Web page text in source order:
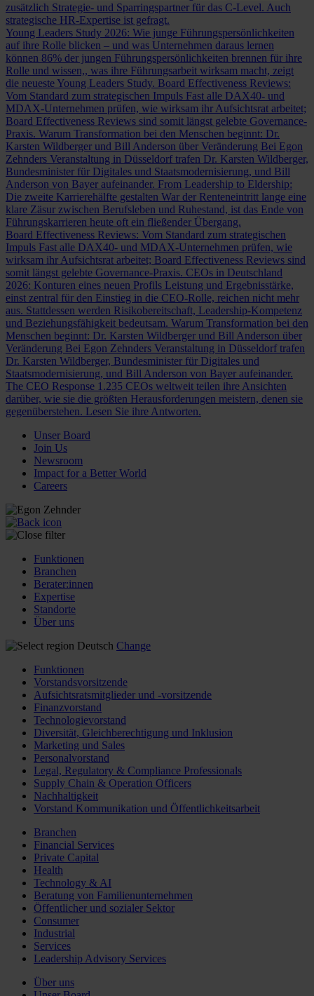
zusätzlich Strategie- und Sparringspartner für das C-Level. Auch
strategische HR-Expertise ist gefragt.
Young Leaders Study 2026: Wie junge Führungspersönlichkeiten
auf ihre Rolle blicken – und was Unternehmen daraus lernen
können 86% der jungen Führungspersönlichkeiten brennen für ihre
Rolle und wissen,, was ihre Führungsarbeit wirksam macht, zeigt
die neueste Young Leaders Study. Board Effectiveness Reviews:
Vom Standard zum strategischen Impuls Fast alle DAX40- und
MDAX-Unternehmen prüfen, wie wirksam ihr Aufsichtsrat arbeitet;
Board Effectiveness Reviews sind somit längst gelebte Governance-
Praxis. Warum Transformation bei den Menschen beginnt: Dr.
Karsten Wildberger und Bill Anderson über Veränderung Bei Egon
Zehnders Veranstaltung in Düsseldorf trafen Dr. Karsten Wildberger,
Bundesminister für Digitales und Staatsmodernisierung, und Bill
Anderson von Bayer aufeinander. From Leadership to Eldership:
Die zweite Karrierehälfte gestalten War der Renteneintritt lange eine
klare Zäsur zwischen Berufsleben und Ruhestand, ist das Ende von
Führungskarrieren heute oft ein fließender Übergang.
Board Effectiveness Reviews: Vom Standard zum strategischen
Impuls Fast alle DAX40- und MDAX-Unternehmen prüfen, wie
wirksam ihr Aufsichtsrat arbeitet; Board Effectiveness Reviews sind
somit längst gelebte Governance-Praxis. CEOs in Deutschland
2026: Konturen eines neuen Profils Leistung und Ergebnisstärke,
einst zentral für den Einstieg in die CEO-Rolle, reichen nicht mehr
aus. Stattdessen werden Risikobereitschaft, Leadership-Kompetenz
und Beziehungsfähigkeit bedeutsam. Warum Transformation bei den
Menschen beginnt: Dr. Karsten Wildberger und Bill Anderson über
Veränderung Bei Egon Zehnders Veranstaltung in Düsseldorf trafen
Dr. Karsten Wildberger, Bundesminister für Digitales und
Staatsmodernisierung, und Bill Anderson von Bayer aufeinander.
The CEO Response 1.235 CEOs weltweit teilen ihre Ansichten
darüber, wie sie die größten Herausforderungen meistern, denen sie
gegenüberstehen. Lesen Sie ihre Antworten.
Unser Board
Join Us
Newsroom
Impact for a Better World
Careers
Funktionen
Branchen
Berater:innen
Expertise
Standorte
Über uns
Deutsch Change
Funktionen
Vorstandsvorsitzende
Aufsichtsratsmitglieder und -vorsitzende
Finanzvorstand
Technologievorstand
Diversität, Gleichberechtigung und Inklusion
Marketing und Sales
Personalvorstand
Legal, Regulatory & Compliance Professionals
Supply Chain & Operation Officers
Nachhaltigkeit
Vorstand Kommunikation und Öffentlichkeitsarbeit
Branchen
Financial Services
Private Capital
Health
Technology & AI
Beratung von Familienunternehmen
Öffentlicher und sozialer Sektor
Consumer
Industrial
Services
Leadership Advisory Services
Über uns